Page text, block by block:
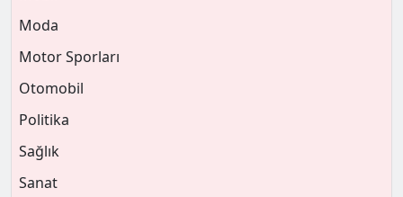
Moda
Motor Sporları
Otomobil
Politika
Sağlık
Sanat